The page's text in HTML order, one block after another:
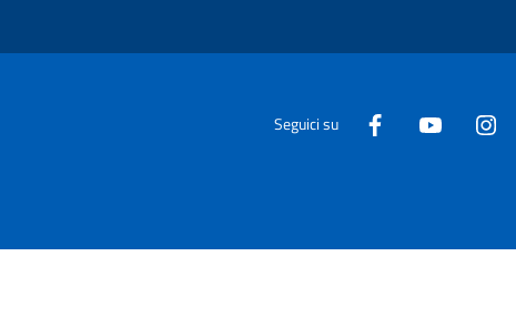
Seguici su